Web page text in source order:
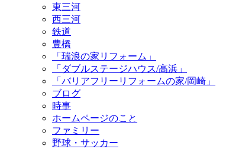
東三河
西三河
鉄道
豊橋
「瑞浪の家リフォーム」
「ダブルステージハウス/高浜」
「バリアフリーリフォームの家/岡崎」
ブログ
時事
ホームページのこと
ファミリー
野球・サッカー